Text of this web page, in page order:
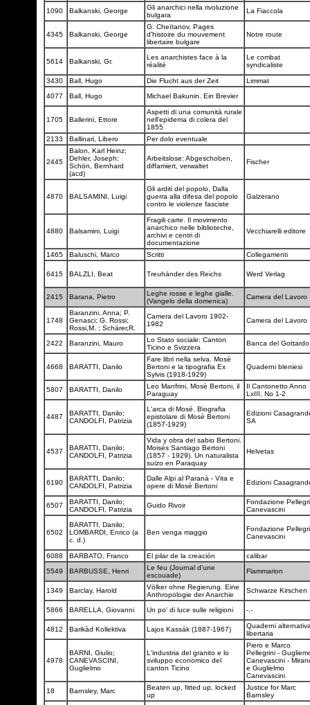
1090 Balkanski, George
Gli anarchici nella rivoluzione
bulgara
La Fiaccola
4345 Balkanski, George
G. Cheïtanov, Pages
d'histoire du mouvement
libertaire bulgare
Notre route
5614 Balkanski, Gr.
Les anarchistes face à la
réalité
Le combat
syndicaliste
3430 Ball, Hugo Die Flucht aus der Zeit
Limmat
4077
Ball, Hugo Michael Bakunin. Ein Brevier
1705 Ballerini, Ettore
Aspetti di una comunità rurale
nell'epidema di colera del
1855
2133
Ballinari, Libero Per dolo eventuale
2445
Balon, Karl Heinz;
Dehler, Joseph;
Schön, Bernhard
(acd)
Arbeitslose: Abgeschoben,
diffamiert, verwaltet
Fischer
4870 BALSAMINI, Luigi
Gli arditi del popolo, Dalla
guerra alla difesa del popolo
contro le violenze fasciste
Galzerano
4880 Balsamini, Luigi
Fragili carte. Il movimento
anarchico nelle biblioteche,
archivi e centri di
documentazione
Vecchiarelli editore
1465 Baluschi, Marco Scritti Collegamenti
6415 BALZLI, Beat Treuhänder des Reichs Werd Verlag
2415 Barana, Pietro
Leghe rosse e leghe gialle.
(Vangelo della domenica)
Camera del Lavoro
1748
Baranzini, Anna; P.
Genasci; G. Rossi;
Rossi,M. ; Schärer,R.
Camera del Lavoro 1902-
1982
Camera del Lavoro
2422 Baranzini, Mauro
Lo Stato sociale: Canton
Ticino e Svizzera
Banca del
4668 BARATTI, Danilo
Fare libri nella selva. Mosè
Bertoni e la tipografia Ex
Sylvis (1918-1929)
Quaderni bleniesi
5807 BARATTI, Danilo
Leo Manfrini, Mosè Bertoni, il
Paraguay
Il Cantonetto Anno
LxIII, No 1-2
4487
BARATTI, Danilo;
CANDOLFI, Patrizia
L'arca di Mosè. Biografia
epistolare di Mosè Bertoni
(1857-1929)
Edizioni
SA
4537
BARATTI, Danilo;
CANDOLFI, Patrizia
Vida y obra del sabio Bertoni.
Moisés Santiago Bertoni
(1857 - 1929). Un naturalista
suizo en Paraquay
Helvetas
6190
BARATTI, Danilo;
CANDOLFI, Patrizia
Dalle Alpi al Paranà - Vita e
opere di Mosè Bertoni
Edizioni
6507
BARATTI, Danilo;
CANDOLFI, Patrizia
Guido Rivoir
Fondazione
Canevascini
6502
BARATTI, Danilo;
LOMBARDI, Enrico (a
c. d.)
Ben venga maggio
Fondazione
Canevascini
6088 BARBATO, Franco El pilar de la creación
calibar
5549
BARBUSSE, Henri
Le feu (Journal d'une
escouade)
Flammarion
1349 Barclay, Harold
Völker ohne Regierung. Eine
Anthropologie der Anarchie
Schwarze Kirschen
5866 BARELLA, Giovanni Un po' di luce sulle religioni -.-
4812 Barikàd Kollektiva Lajos Kassák (1887-1967)
Quaderni
libertaria
4978
BARNI, Giulio;
CANEVASCINI,
Guglielmo
L'industria del granito e lo
sviluppo economico del
canton Ticino
Piero e Marco
Pellegrini -
Canevascini -
e Guglielmo
Canevascini
18
Barnsley, Marc
Beaten up, fitted up, locked
up
Justice for Marc
Barnsley